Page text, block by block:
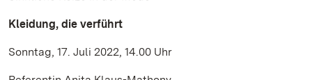
Kleidung, die verführt
Sonntag, 17. Juli 2022, 14.00 Uhr